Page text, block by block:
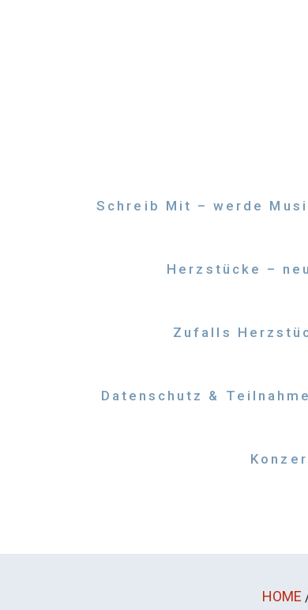
Schreib Mit – werde
Herzstücke –
Zufalls
Datenschutz &
HOME